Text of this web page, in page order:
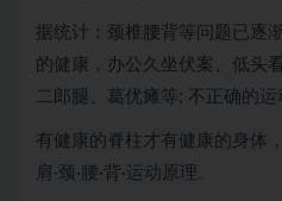
据统计：颈椎腰背等问题已逐
的健康，办公久坐伏案、低头
二郎腿、葛优瘫等; 不正确的运
有健康的脊柱才有健康的身体
肩·颈·腰·背·运动原理。